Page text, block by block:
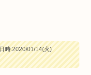
時:2020/01/14(火)